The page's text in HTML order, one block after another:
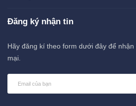
Đăng ký nhận tin
Hãy đăng kí theo form dưới đây để
mại.